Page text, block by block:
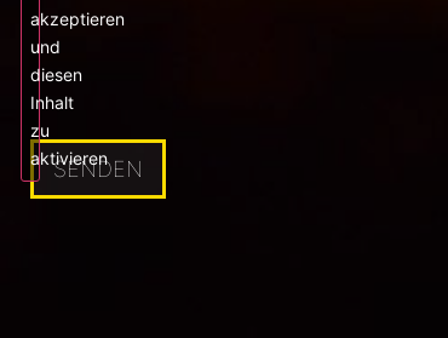
akzeptieren
und
diesen
Inhalt
zu
aktivieren